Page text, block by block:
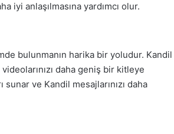
iyi anlaşılmasına yardımcı olur.
bulunmanın harika bir yoludur. Kandil
daha geniş bir kitleye
ve Kandil mesajlarınızı daha